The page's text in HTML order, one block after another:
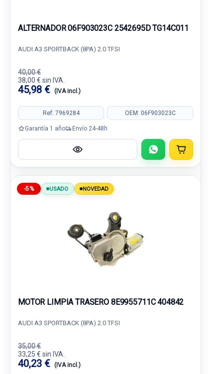
ALTERNADOR 06F903023C 2542695D TG14C011
AUDI A3 SPORTBACK (8PA) 2.0 TFSI
40,00 €
38,00 € sin IVA.
45,98 € (IVA incl.)
Ref: 7969284 OEM: 06F903023C
Garantía 1 año Envío 24-48h
-5% USADO NOVEDAD
MOTOR LIMPIA TRASERO 8E9955711C 404842
AUDI A3 SPORTBACK (8PA) 2.0 TFSI
35,00 €
33,25 € sin IVA.
40,23 € (IVA incl.)